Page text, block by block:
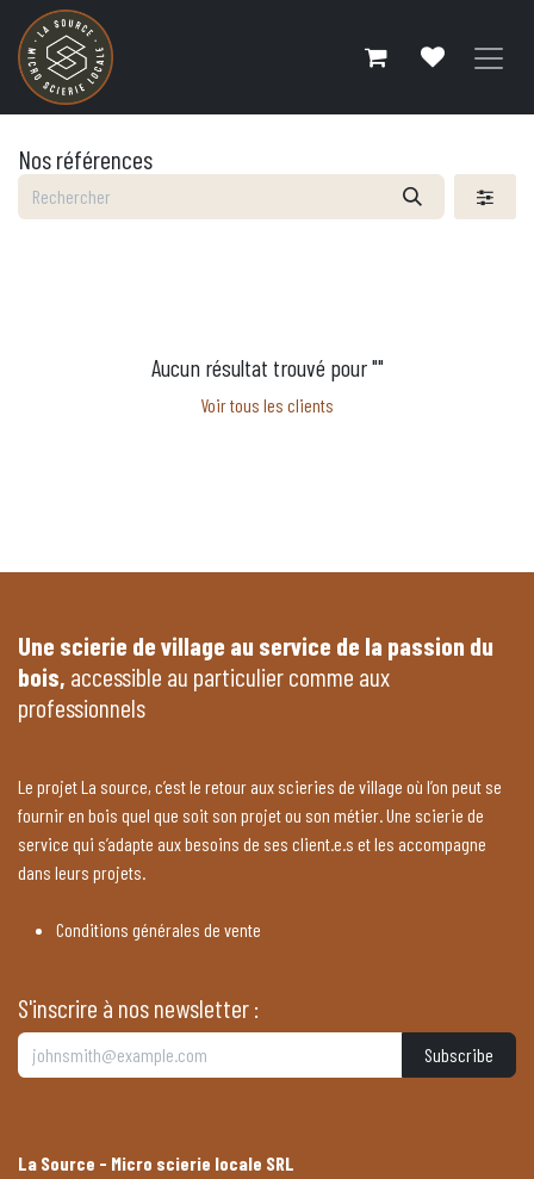
Se rendre au contenu
Nos références
Aucun résultat trouvé pour ""
Voir tous les clients
Une scierie de village au service de la passion du
bois, accessible au particulier comme aux
professionnels
Le projet La source, c’est le retour aux scieries de village où l’on peut se
fournir en bois quel que soit son projet ou son métier. Une scierie de
service qui s’adapte aux besoins de ses client.e.s et les accompagne
dans leurs projets.
Conditions générales de vente
S'inscrire à nos newsletter :
Subscribe
La Source - Micro scierie locale SRL